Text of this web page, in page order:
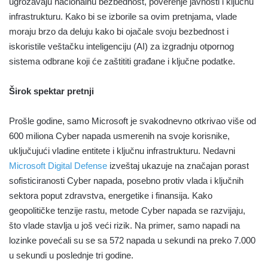
infrastrukturu. Kako bi se izborile sa ovim pretnjama, vlade
moraju brzo da deluju kako bi ojačale svoju bezbednost i
iskoristile veštačku inteligenciju (AI) za izgradnju otpornog
sistema odbrane koji će zaštititi građane i ključne podatke.
Širok spektar pretnji
Prošle godine, samo Microsoft je svakodnevno otkrivao više od
600 miliona Cyber napada usmerenih na svoje korisnike,
uključujući vladine entitete i ključnu infrastrukturu. Nedavni
Microsoft Digital Defense izveštaj ukazuje na značajan porast
sofisticiranosti Cyber napada, posebno protiv vlada i ključnih
sektora poput zdravstva, energetike i finansija. Kako
geopolitičke tenzije rastu, metode Cyber napada se razvijaju,
što vlade stavlja u još veći rizik. Na primer, samo napadi na
lozinke povećali su se sa 572 napada u sekundi na preko 7.000
u sekundi u poslednje tri godine.